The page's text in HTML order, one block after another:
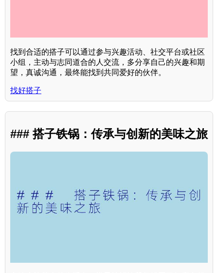
找到合适的搭子可以通过参与兴趣活动、社交平台或社区
小组，主动与志同道合的人交流，多分享自己的兴趣和期
望，真诚沟通，最终能找到共同爱好的伙伴。
找好搭子
### 搭子铁锅：传承与创新的美味之旅